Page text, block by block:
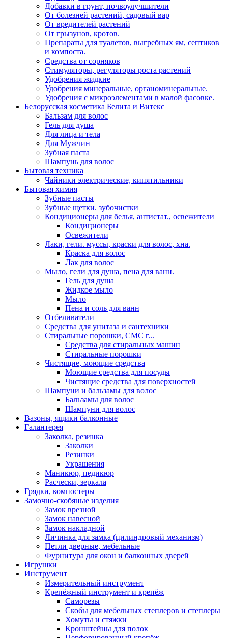
Добавки в грунт, почвоулучшители
От болезней растений, садовый вар
От вредителей растений
От грызунов, кротов.
Препараты для туалетов, выгребных ям, септиков
и компоста.
Средства от сорняков
Стимуляторы, регуляторы роста растений
Удобрения жидкие
Удобрения минеральные, органоминеральные.
Удобрения с микроэлементами в малой фасовке.
Белорусская косметика Белита и Витекс
Бальзам для волос
Гель для душа
Для лица и тела
Для Мужчин
Зубная паста
Шампунь для волос
Бытовая техника
Чайники электрические, кипятильники
Бытовая химия
Зубные пасты
Зубные щетки. зубочистки
Кондиционеры для белья, антистат., освежители
Кондиционеры
Освежители
Лаки, гели. муссы, краски для волос, хна.
Краска для волос
Лак для волос
Мыло, гели для душа, пена для ванн.
Гель для душа
Жидкое мыло
Мыло
Пена и соль для ванн
Отбеливатели
Средства для унитаза и сантехники
Стиральные порошки, СМС г...
Средства для стиральных машин
Стиральные порошки
Чистящие, моющие средства
Моющие средства для посуды
Чистящие средства для поверхностей
Шампуни и бальзамы для волос
Бальзамы для волос
Шампуни для волос
Вазоны, ящики балконные
Галантерея
Заколка, резинка
Заколки
Резинки
Украшения
Маникюр, педикюр
Расчески, зеркала
Грядки, компостеры
Замочно-скобяные изделия
Замок врезной
Замок навесной
Замок накладной
Личинка для замка (цилиндровый механизм)
Петли дверные, мебельные
Фурнитура для окон и балконных дверей
Игрушки
Инструмент
Измерительный инструмент
Крепёжный инструмент и крепёж
Саморезы
Скобы для мебельных степлеров и степлеры
Хомуты и стяжки
Кронштейны для полок